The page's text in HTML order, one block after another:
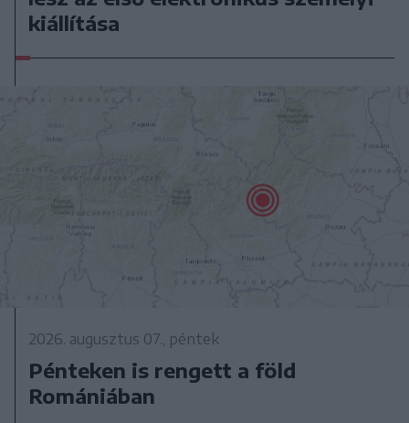
kiállítása
2026. augusztus 07., péntek
Pénteken is rengett a föld
Romániában